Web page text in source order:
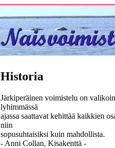
Historia
Järkiperäinen voimistelu on
lyhimmässä
ajassa saattavat kehittää kaikkien
niin
sopusuhtaisiksi kuin mahdollista.
- Anni Collan, Kisakenttä -